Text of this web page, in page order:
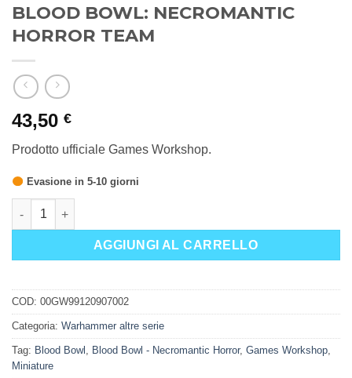
BLOOD BOWL: NECROMANTIC
HORROR TEAM
43,50 €
Prodotto ufficiale Games Workshop.
Evasione in 5-10 giorni
BLOOD BOWL: NECROMANTIC HORROR TEAM quantità
AGGIUNGI AL CARRELLO
COD: 00GW99120907002
Categoria: Warhammer altre serie
Tag: Blood Bowl Blood Bowl - Necromantic Horror, Games Workshop
Miniature